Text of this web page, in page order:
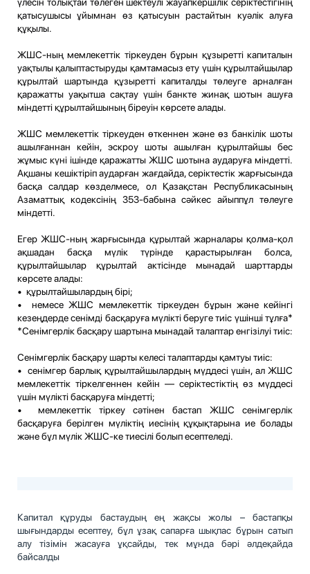
қатысушысы ұйымнан өз қатысуын растайтын куәлік алуға
құқылы.
ЖШС-ның мемлекеттік тіркеуден бұрын құзыретті капиталын
уақтылы қалыптастыруды қамтамасыз ету үшін құрылтайшылар
құрылтай шартында құзыретті капиталды төлеуге арналған
қаражатты уақытша сақтау үшін банкте жинақ шотын ашуға
міндетті құрылтайшының біреуін көрсете алады.
ЖШС мемлекеттік тіркеуден өткеннен және өз банкілік шоты
ашылғаннан кейін, эскроу шоты ашылған құрылтайшы бес
жұмыс күні ішінде қаражатты ЖШС шотына аударуға міндетті.
Ақшаны кешіктіріп аударған жағдайда, серіктестік жарғысында
басқа салдар көзделмесе, ол Қазақстан Республикасының
Азаматтық кодексінің 353-бабына сәйкес айыппұл төлеуге
міндетті.
Егер ЖШС-ның жарғысында құрылтай жарналары қолма-қол
ақшадан басқа мүлік түрінде қарастырылған болса,
құрылтайшылар құрылтай актісінде мынадай шарттарды
көрсете алады:
• құрылтайшылардың бірі;
• немесе ЖШС мемлекеттік тіркеуден бұрын және кейінгі
кезеңдерде сенімді басқаруға мүлікті беруге тиіс үшінші тұлға*
*Сенімгерлік басқару шартына мынадай талаптар енгізілуі тиіс:
Сенімгерлік басқару шарты келесі талаптарды қамтуы тиіс:
• сенімгер барлық құрылтайшылардың мүддесі үшін, ал ЖШС
мемлекеттік тіркелгеннен кейін — серіктестіктің өз мүддесі
үшін мүлікті басқаруға міндетті;
• мемлекеттік тіркеу сәтінен бастап ЖШС сенімгерлік
басқаруға берілген мүліктің иесінің құқықтарына ие болады
және бұл мүлік ЖШС-ке тиесілі болып есептеледі.
Капитал құруды бастаудың ең жақсы жолы – бастапқы
шығындарды есептеу, бұл ұзақ сапарға шықпас бұрын сатып
алу тізімін жасауға ұқсайды, тек мұнда бәрі әлдеқайда
байсалды